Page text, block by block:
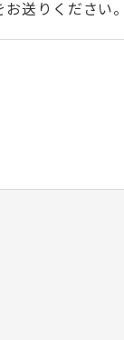
送りください。